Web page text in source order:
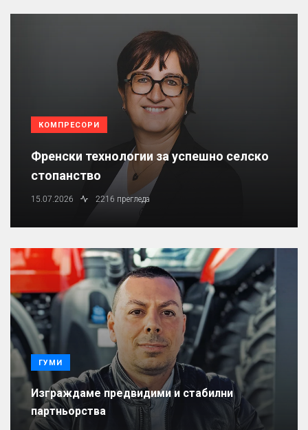
КОМПРЕСОРИ
Френски технологии за успешно селско
стопанство
15.07.2026 2216 прегледа
ГУМИ
Изграждаме предвидими и стабилни
партньорства